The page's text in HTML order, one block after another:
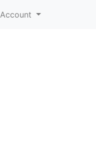
Account